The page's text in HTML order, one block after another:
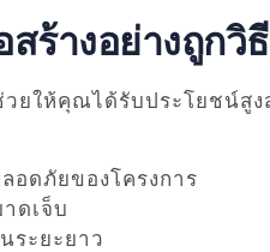
ร้างอย่างถูกวิธี
ให้คุณได้รับประโยชน์สูง
อดภัยของโครงการ
ดเจ็บ
ระยะยาว